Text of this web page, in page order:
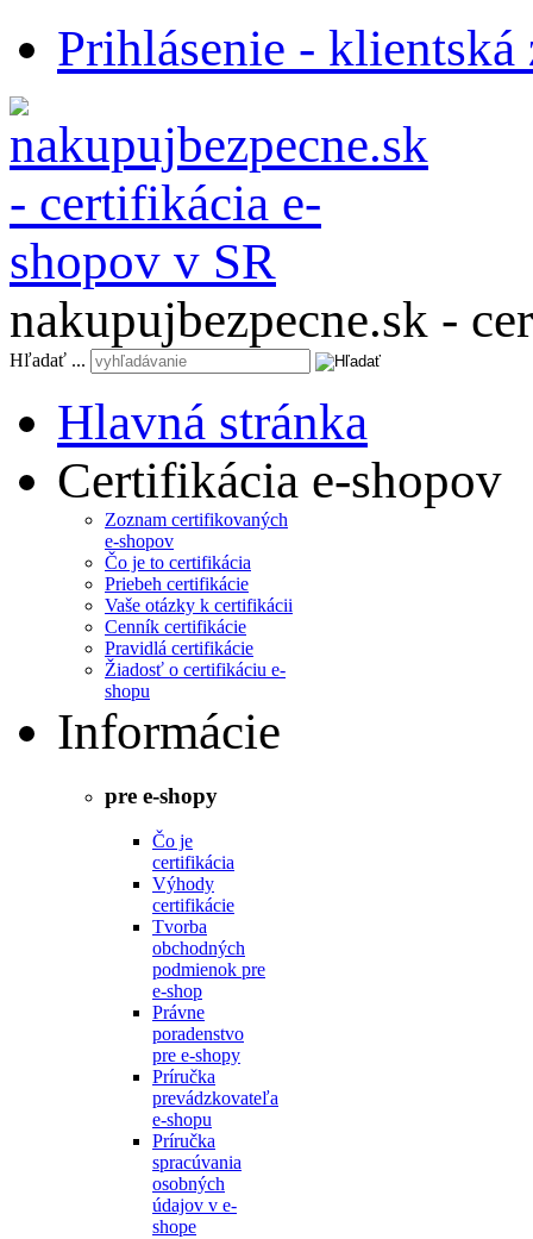
Prihlásenie - klientská
nakupujbezpecne.sk -
Hľadať ...
Hlavná stránka
Certifikácia e-shopov
Zoznam certifikovaných
e-shopov
Čo je to certifikácia
Priebeh certifikácie
Vaše otázky k certifikácii
Cenník certifikácie
Pravidlá certifikácie
Žiadosť o certifikáciu e-
shopu
Informácie
pre e-shopy
Čo je
certifikácia
Výhody
certifikácie
Tvorba
obchodných
podmienok pre
e-shop
Právne
poradenstvo
pre e-shopy
Príručka
prevádzkovateľa
e-shopu
Príručka
spracúvania
osobných
údajov v e-
shope